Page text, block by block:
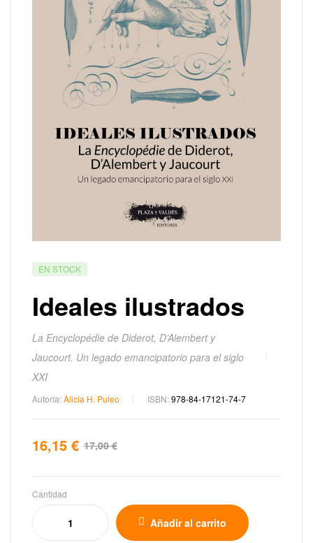
EN STOCK
Ideales ilustrados
La Encyclopédie de Diderot, D’Alembert y
Jaucourt. Un legado emancipatorio para el siglo
XXI
Autoría:Alicia H. Puleo ISBN:978-84-17121-74-7
17,00€
16,15 €
Cantidad
Añadir al carrito